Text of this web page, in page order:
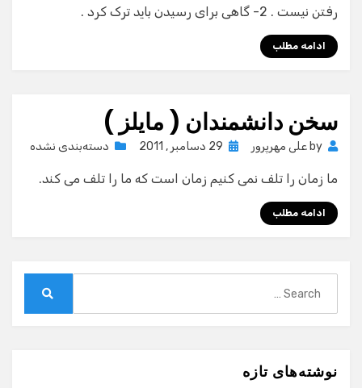
رفتن نیست . 2- گاهی برای رسیدن باید ترک کرد .
ادامه مطلب
سخن دانشمندان ( مایلز )
by علی مهرپرور
Posted
29 دسامبر , 2011 دسته‌بندی نشده
ما زمان را تلف نمی كنیم زمان است كه ما را تلف می كند.
ادامه مطلب
نوشته‌های تازه